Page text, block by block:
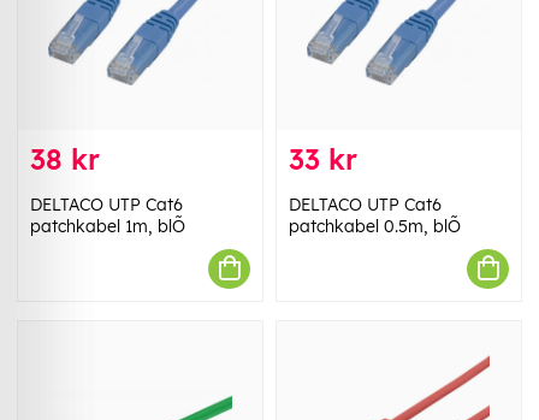
38 kr
DELTACO UTP Cat6
patchkabel 1m, blÕ
33 kr
DELTACO UTP Cat6
patchkabel 0.5m, blÕ